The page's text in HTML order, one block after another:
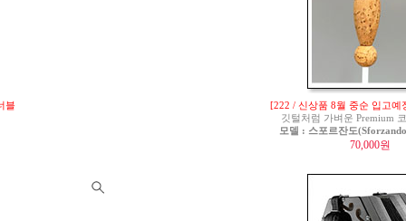
블
[222 / 신상품 8월 중순 입고예
깃털처럼 가벼운 Premium
모델 : 스포르잔도
70,000원